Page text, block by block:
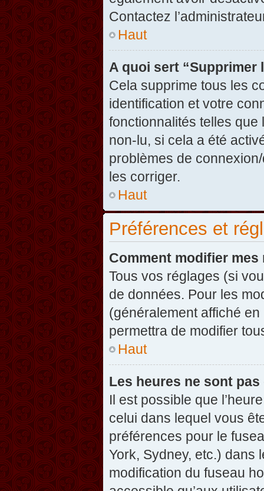
Contactez
Haut
A quoi sert “Supprimer
Cela supprime tous les
identification et votre
fonctionnalités telles que
non-lu, si cela a été
problèmes de
les corriger.
Haut
Préférences et
Comment modifier mes
Tous vos réglages (si
de données. Pour les
(généralement affiché
permettra de modifier
Haut
Les heures ne sont
Il est possible que
celui dans lequel vous
préférences pour le
York, Sydney, etc.) dans
modification du fuseau